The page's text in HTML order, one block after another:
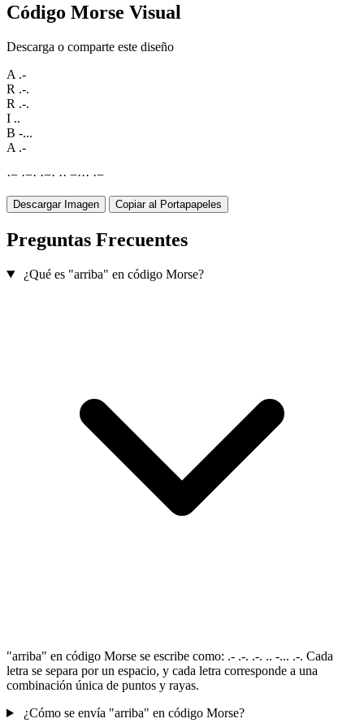
Código Morse Visual
Descarga o comparte este diseño
A .-
R .-.
R .-.
I ..
B -...
A .-
·− ·−· ·−· ·· −··· ·−
Descargar Imagen Copiar al Portapapeles
Preguntas Frecuentes
¿Qué es "arriba" en código Morse?
"arriba" en código Morse se escribe como: .- .-. .-. .. -... .-. Cada
letra se separa por un espacio, y cada letra corresponde a una
combinación única de puntos y rayas.
¿Cómo se envía "arriba" en código Morse?